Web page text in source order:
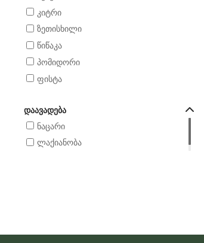
კიტრი
ზეთისხილი
წიწაკა
პომიდორი
ფისტა
ᲓᲐᲐᲕᲐᲓᲔᲑᲐ
ნაცარი
ლაქიანობა